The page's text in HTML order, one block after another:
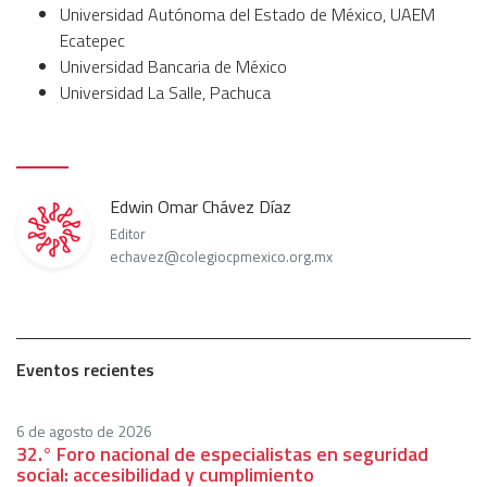
Universidad Autónoma del Estado de México, UAEM
Ecatepec
Universidad Bancaria de México
Universidad La Salle, Pachuca
Edwin Omar Chávez Díaz
Editor
echavez@colegiocpmexico.org.mx
Eventos recientes
6 de agosto de 2026
32.° Foro nacional de especialistas en seguridad
social: accesibilidad y cumplimiento